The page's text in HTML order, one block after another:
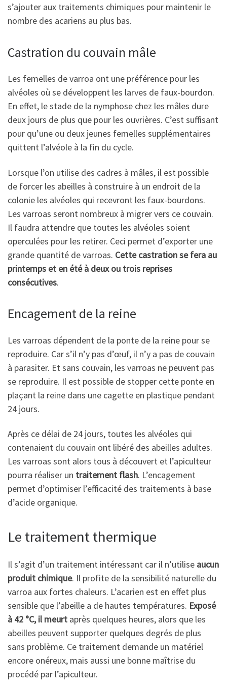
s’ajouter aux traitements chimiques pour maintenir le
nombre des acariens au plus bas.
Castration du couvain mâle
Les femelles de varroa ont une préférence pour les
alvéoles où se développent les larves de faux-bourdon.
En effet, le stade de la nymphose chez les mâles dure
deux jours de plus que pour les ouvrières. C’est suffisant
pour qu’une ou deux jeunes femelles supplémentaires
quittent l’alvéole à la fin du cycle.
Lorsque l’on utilise des cadres à mâles, il est possible
de forcer les abeilles à construire à un endroit de la
colonie les alvéoles qui recevront les faux-bourdons.
Les varroas seront nombreux à migrer vers ce couvain.
Il faudra attendre que toutes les alvéoles soient
operculées pour les retirer. Ceci permet d’exporter une
grande quantité de varroas. Cette castration se fera au
printemps et en été à deux ou trois reprises
consécutives.
Encagement de la reine
Les varroas dépendent de la ponte de la reine pour se
reproduire. Car s’il n’y pas d’œuf, il n’y a pas de couvain
à parasiter. Et sans couvain, les varroas ne peuvent pas
se reproduire. Il est possible de stopper cette ponte en
plaçant la reine dans une cagette en plastique pendant
24 jours.
Après ce délai de 24 jours, toutes les alvéoles qui
contenaient du couvain ont libéré des abeilles adultes.
Les varroas sont alors tous à découvert et l’apiculteur
pourra réaliser un traitement flash. L’encagement
permet d’optimiser l’efficacité des traitements à base
d’acide organique.
Le traitement thermique
Il s’agit d’un traitement intéressant car il n’utilise aucun
produit chimique. Il profite de la sensibilité naturelle du
varroa aux fortes chaleurs. L’acarien est en effet plus
sensible que l’abeille a de hautes températures. Exposé
à 42 °C, il meurt après quelques heures, alors que les
abeilles peuvent supporter quelques degrés de plus
sans problème. Ce traitement demande un matériel
encore onéreux, mais aussi une bonne maîtrise du
procédé par l’apiculteur.